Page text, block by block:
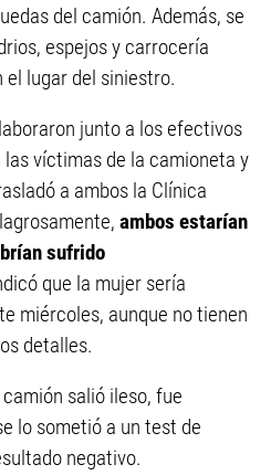
del camión. Además, se
espejos y carrocería
el lugar del siniestro.
junto a los efectivos
víctimas de la camioneta y
a ambos la Clínica
ambos estarían
sufrido
que la mujer sería
miércoles, aunque no tienen
detalles.
salió ileso, fue
lo sometió a un test de
negativo.